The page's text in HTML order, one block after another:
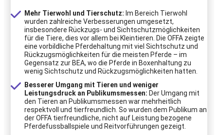
Mehr Tierwohl und Tierschutz: Im Bereich Tierwohl
wurden zahlreiche Verbesserungen umgesetzt,
insbesondere Rückzugs- und Sichtschutzmöglichkeiten
für die Tiere, dies vor allem bei Kleintieren. Die OFFA zeigte
eine vorbildliche Pferdehaltung mit viel Sichtschutz und
Rückzugsmöglichkeiten für die meisten Pferde – im
Gegensatz zur BEA, wo die Pferde in Boxenhaltung zu
wenig Sichtschutz und Rückzugsmöglichkeiten hatten.
Besserer Umgang mit Tieren und weniger
Leistungsdruck an Publikumsmessen: Der Umgang mit
den Tieren an Publikumsmessen war mehrheitlich
respektvoll und tierfreundlich. So wurden dem Publikum an
der OFFA tierfreundliche, nicht auf Leistung bezogene
Pferdefussballspiele und Reitvorführungen gezeigt.